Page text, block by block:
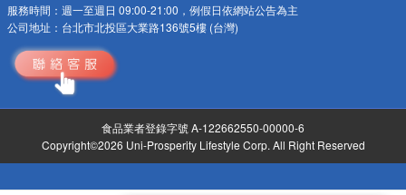
服務時間： 週一至週日 09:00-21:00，例假日依網站公告為主
公司地址： 台北市北投區大業路136號5樓 (台灣)
食品業者登錄字號 A-122662550-00000-6
Copyright©2026 Uni-Prosperity Lifestyle Corp. All Right Reserved